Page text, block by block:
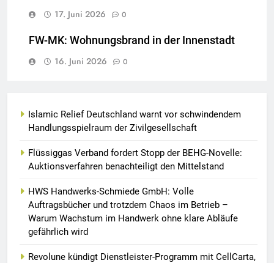
17. Juni 2026
0
FW-MK: Wohnungsbrand in der Innenstadt
16. Juni 2026
0
Islamic Relief Deutschland warnt vor schwindendem
Handlungsspielraum der Zivilgesellschaft
Flüssiggas Verband fordert Stopp der BEHG-Novelle:
Auktionsverfahren benachteiligt den Mittelstand
HWS Handwerks-Schmiede GmbH: Volle
Auftragsbücher und trotzdem Chaos im Betrieb –
Warum Wachstum im Handwerk ohne klare Abläufe
gefährlich wird
Revolune kündigt Dienstleister-Programm mit CellCarta,